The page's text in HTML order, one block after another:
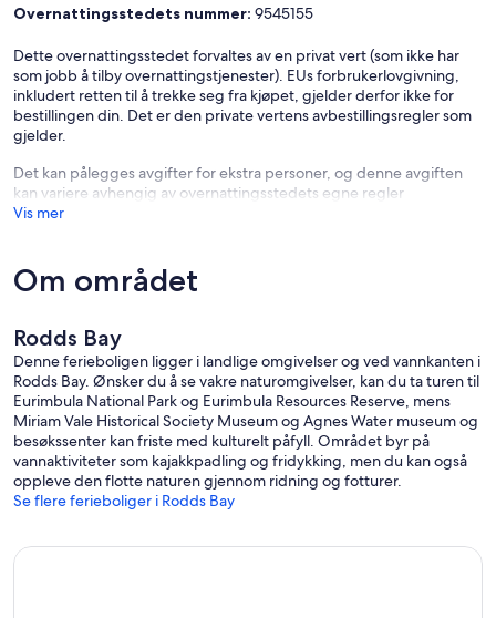
gear
Climate & Comfort:
Air conditioning throughout
High ceilings (3m+) for airflow and cooling
Ceiling fans in all bedrooms
Solar power system
Netflix
Location:
Situated on 5 acres (2.2 hectares) with water and mountain views
150m off the road, 20m above the road — private and peaceful
What Makes This Different
Unlike most coastal fishing spots, Rodds Harbour has no coastal bar
to cross. That means 24/7 deepwater access regardless of swell or
tide. You're not locked to launch windows.
The property is set up for utility, not luxury. The deck has beer
stains. The fridge is for bait. The freezer is for your catch. If you
need Instagram-worthy decor, this isn't your spot. If you need
function, space, and fishing access — you're home.
Honest Disclaimers
This is a fishing base, not a boutique stay
Overnattingsstedets nummer: 9545155
Dette overnattingsstedet forvaltes av en privat vert (som ikke har
som jobb å tilby overnattingstjenester). EUs forbrukerlovgivning,
inkludert retten til å trekke seg fra kjøpet, gjelder derfor ikke for
bestillingen din. Det er den private vertens avbestillingsregler som
gjelder.
Det kan pålegges avgifter for ekstra personer, og denne avgiften
kan variere avhengig av overnattingsstedets egne regler
Vis mer
Om området
Rodds Bay
Denne ferieboligen ligger i landlige omgivelser og ved vannkanten i
Rodds Bay. Ønsker du å se vakre naturomgivelser, kan du ta turen til
Eurimbula National Park og Eurimbula Resources Reserve, mens
Miriam Vale Historical Society Museum og Agnes Water museum og
besøkssenter kan friste med kulturelt påfyll. Området byr på
vannaktiviteter som kajakkpadling og fridykking, men du kan også
oppleve den flotte naturen gjennom ridning og fotturer.
Se flere ferieboliger i Rodds Bay